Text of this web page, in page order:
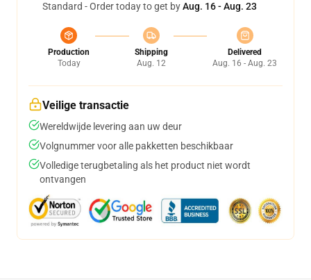
Standard - Order today to get byAug. 16 - Aug. 23
Production
Today
Shipping
Aug. 12
Delivered
Aug. 16 - Aug. 23
Veilige transactie
Wereldwijde levering aan uw deur
Volgnummer voor alle pakketten beschikbaar
Volledige terugbetaling als het product niet wordt
ontvangen